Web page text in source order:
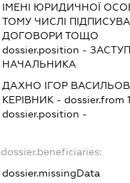
ІМЕНІ ЮРИДИЧНОЇ
ТОМУ ЧИСЛІ
ДОГОВОРИ ТОЩО
dossier.position -
НАЧАЛЬНИКА
ДАХНО ІГОР
КЕРІВНИК - dossier.from
dossier.position -
dossier.beneficiaries:
dossier.missingData